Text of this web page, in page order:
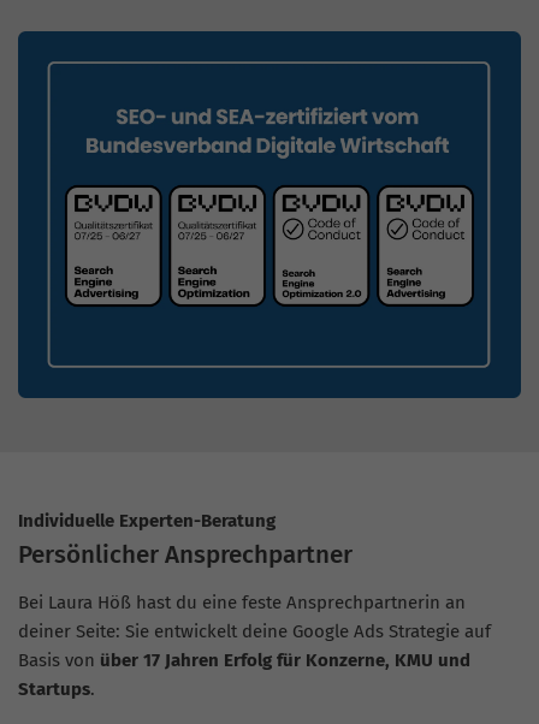
Individuelle Experten-Beratung
Persönlicher Ansprechpartner
Bei Laura Höß hast du eine feste Ansprechpartnerin an
deiner Seite: Sie entwickelt deine Google Ads Strategie auf
Basis von über 17 Jahren Erfolg für Konzerne, KMU und
Startups.